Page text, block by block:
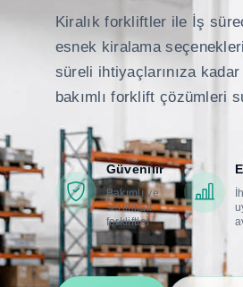
Kiralık forkliftler ile İş
esnek kiralama
süreli ihtiyaçlarınıza
bakımlı forklift çözümleri
Güvenilir
Bakımlı ve
sertifikalı
forkliftler